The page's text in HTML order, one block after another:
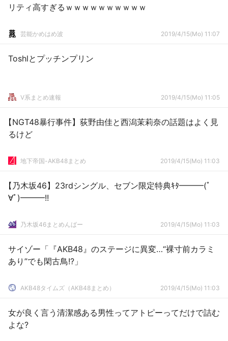
リティ高すぎるｗｗｗｗｗｗｗｗｗｗ
芸能かめはめ波 2019/4/15(Mo) 11:07
Toshlとプッチンプリン
V系まとめ速報 2019/4/15(Mo) 11:05
【NGT48暴行事件】荻野由佳と西潟茉莉奈の話題はよく見
るけど
地下帝国-AKB48まとめ 2019/4/15(Mo) 11:03
【乃木坂46】23rdシングル、セブン限定特典ｷﾀ━━━(ﾟ
∀ﾟ)━━━!!
乃木坂46まとめんばー 2019/4/15(Mo) 11:03
サイゾー「『AKB48』のステージに異変…“裸寸前カラミ
あり”でも閑古鳥!?」
AKB48タイムズ（AKB48まとめ） 2019/4/15(Mo) 11:03
女が良く言う清潔感ある男性ってアトピーってだけで詰む
よな?